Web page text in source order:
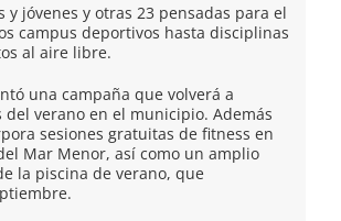
jóvenes y otras 23 pensadas para el
campus deportivos hasta disciplinas
al aire libre.
una campaña que volverá a
verano en el municipio. Además
sesiones gratuitas de fitness en
Mar Menor, así como un amplio
la piscina de verano, que